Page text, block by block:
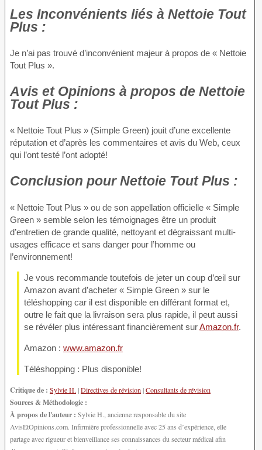
Les Inconvénients liés à Nettoie Tout
Plus :
Je n’ai pas trouvé d’inconvénient majeur à propos de « Nettoie
Tout Plus ».
Avis et Opinions à propos de Nettoie
Tout Plus :
« Nettoie Tout Plus » (Simple Green) jouit d’une excellente
réputation et d’après les commentaires et avis du Web, ceux
qui l’ont testé l’ont adopté!
Conclusion pour Nettoie Tout Plus :
« Nettoie Tout Plus » ou de son appellation officielle « Simple
Green » semble selon les témoignages être un produit
d’entretien de grande qualité, nettoyant et dégraissant multi-
usages efficace et sans danger pour l’homme ou
l’environnement!
Je vous recommande toutefois de jeter un coup d’œil sur
Amazon avant d’acheter « Simple Green » sur le
téléshopping car il est disponible en différant format et,
outre le fait que la livraison sera plus rapide, il peut aussi
se révéler plus intéressant financièrement surAmazon.fr.
Amazon : www.amazon.fr
Téléshopping : Plus disponible!
Critique de : Sylvie H. |Directives de révision|Consultants de révision
Sources & Méthodologie :
À propos de l'auteur : Sylvie H., ancienne responsable du site
AvisEtOpinions.com. Infirmière professionnelle avec 25 ans d’expérience, elle
partage avec rigueur et bienveillance ses connaissances du secteur médical afin